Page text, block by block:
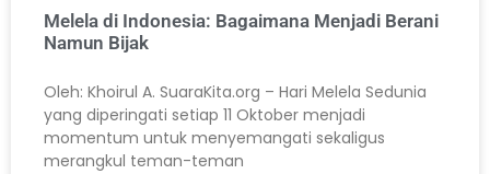
Melela di Indonesia: Bagaimana Menjadi Berani
Namun Bijak
Oleh: Khoirul A. SuaraKita.org – Hari Melela Sedunia
yang diperingati setiap 11 Oktober menjadi
momentum untuk menyemangati sekaligus
merangkul teman-teman